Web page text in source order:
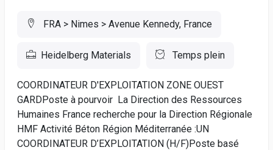
FRA > Nimes > Avenue Kennedy, France
Heidelberg Materials Temps plein
COORDINATEUR D'EXPLOITATION ZONE OUEST
GARDPoste à pourvoir La Direction des Ressources
Humaines France recherche pour la Direction Régionale
HMF Activité Béton Région Méditerranée :UN
COORDINATEUR D’EXPLOITATION (H/F)Poste basé